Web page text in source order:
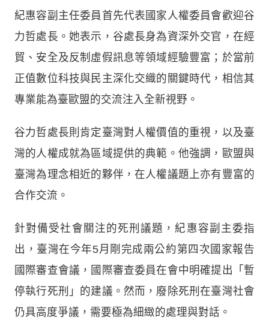
紀惠容副主任委員首先代表國家人權委員會歡迎谷
力哲處長。她表示，谷處長身為資深外交官，在經
貿、安全及反制虛假訊息等領域經驗豐富；於當前
正值數位科技與民主深化交織的關鍵時代，相信其
專業能為臺歐盟的交流注入全新視野。
谷力哲處長則肯定臺灣對人權價值的重視，以及臺
灣的人權成就為區域提供的典範。他強調，歐盟與
臺灣為理念相近的夥伴，在人權議題上亦有豐富的
合作交流。
針對備受社會關注的死刑議題，紀惠容副主委指
出，臺灣在今年5月剛完成兩公約第四次國家報告
國際審查會議，國際審查委員在會中明確提出「暫
停執行死刑」的建議。然而，廢除死刑在臺灣社會
仍具高度爭議，需要極為細緻的處理與對話。